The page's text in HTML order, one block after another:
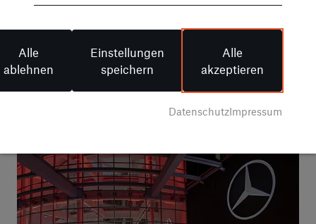
E-Mobility Tag - Die Zukunft der
Elektromobilität
Alle
ablehnen
Einstellungen
speichern
Alle
akzeptieren
DatenschutzImpressum